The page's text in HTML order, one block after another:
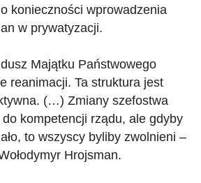
konieczności wprowadzenia
w prywatyzacji.
Majątku Państwowego
reanimacji. Ta struktura jest
(…) Zmiany szefostwa
kompetencji rządu, ale gdyby
to wszyscy byliby zwolnieni –
Hrojsman.